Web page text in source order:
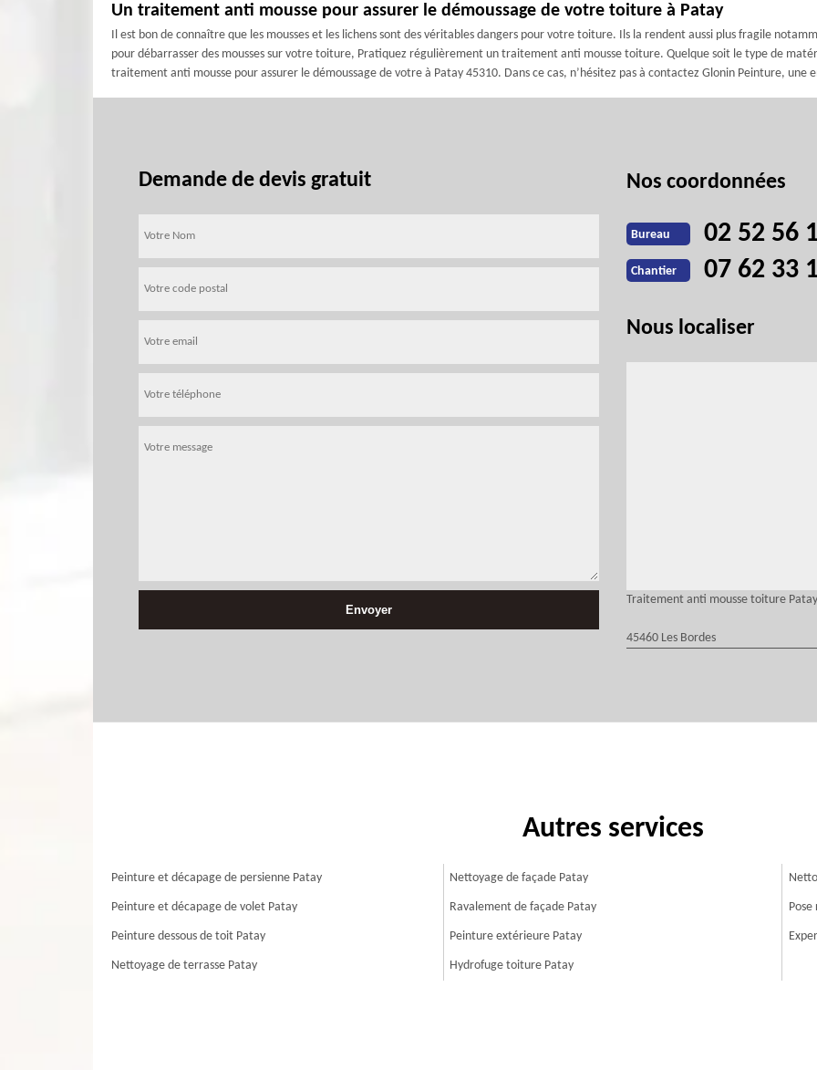
Un traitement anti mousse pour assurer le démoussage de votre toiture à Patay
Il est bon de connaître que les mousses et les lichens sont des véritables dangers pour votre toiture. Ils la rendent aussi plus fragile
pour débarrasser des mousses sur votre toiture, Pratiquez régulièrement un traitement anti mousse toiture. Quelque soit le type de
traitement anti mousse pour assurer le démoussage de votre à Patay 45310. Dans ce cas, n’hésitez pas à contactez Glonin Peinture,
Demande de devis gratuit Nos coordonnées
Bureau 02 52 56
Chantier 07 62 33
Nous localiser
Traitement anti mousse toiture Patay
45460 Les Bordes
Autres services
Peinture et décapage de persienne Patay
Peinture et décapage de volet Patay
Peinture dessous de toit Patay
Nettoyage de terrasse Patay
Nettoyage de façade Patay
Ravalement de façade Patay
Peinture extérieure Patay
Hydrofuge toiture Patay